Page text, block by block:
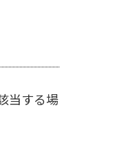
当する場